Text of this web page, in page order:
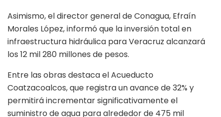
Asimismo, el director general de Conagua, Efraín
Morales López, informó que la inversión total en
infraestructura hidráulica para Veracruz alcanzará
los 12 mil 280 millones de pesos.
Entre las obras destaca el Acueducto
Coatzacoalcos, que registra un avance de 32% y
permitirá incrementar significativamente el
suministro de agua para alrededor de 475 mil